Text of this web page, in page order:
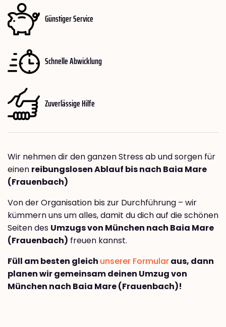
Günstiger Service
Schnelle Abwicklung
Zuverlässige Hilfe
Wir nehmen dir den ganzen Stress ab und sorgen für
einen reibungslosen Ablauf bis nach Baia Mare
(Frauenbach)
Von der Organisation bis zur Durchführung – wir
kümmern uns um alles, damit du dich auf die schönen
Seiten des Umzugs von München nach Baia Mare
(Frauenbach) freuen kannst.
Füll am besten gleich unserer Formularaus, dann
planen wir gemeinsam deinen Umzug von
München nach Baia Mare (Frauenbach)!